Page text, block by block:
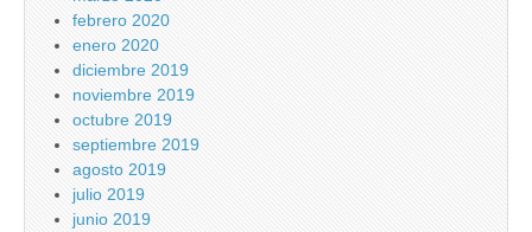
febrero 2020
enero 2020
diciembre 2019
noviembre 2019
octubre 2019
septiembre 2019
agosto 2019
julio 2019
junio 2019